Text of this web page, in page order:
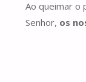
Ao queimar o
Senhor, os